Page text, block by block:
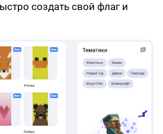
создать свой флаг и